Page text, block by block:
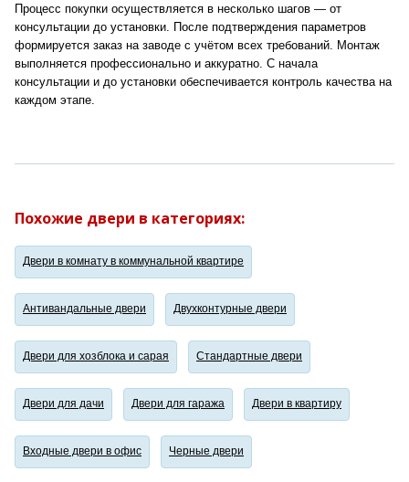
Процесс покупки осуществляется в несколько шагов — от
консультации до установки. После подтверждения параметров
формируется заказ на заводе с учётом всех требований. Монтаж
выполняется профессионально и аккуратно. С начала
консультации и до установки обеспечивается контроль качества на
каждом этапе.
Похожие двери в категориях:
Двери в комнату в коммунальной квартире
Антивандальные двери Двухконтурные двери
Двери для хозблока и сарая Стандартные двери
Двери для дачи Двери для гаража Двери в квартиру
Входные двери в офис Черные двери